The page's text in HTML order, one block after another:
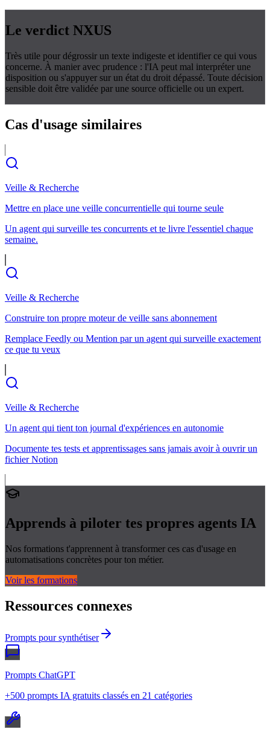
Le verdict NXUS
Très utile pour dégrossir un texte indigeste et identifier ce qui vous
concerne. À manier avec prudence : l'IA peut mal interpréter une
disposition ou s'appuyer sur un état du droit dépassé. Toute décision
sensible doit être validée par une source officielle ou un expert.
Cas d'usage similaires
Veille & Recherche
Mettre en place une veille concurrentielle qui tourne seule
Un agent qui surveille tes concurrents et te livre l'essentiel chaque
semaine.
Veille & Recherche
Construire ton propre moteur de veille sans abonnement
Remplace Feedly ou Mention par un agent qui surveille exactement
ce que tu veux
Veille & Recherche
Un agent qui tient ton journal d'expériences en autonomie
Documente tes tests et apprentissages sans jamais avoir à ouvrir un
fichier Notion
Apprends à piloter tes propres agents IA
Nos formations t'apprennent à transformer ces cas d'usage en
automatisations concrètes pour ton métier.
Voir les formations
Ressources connexes
Prompts pour synthétiser
Prompts ChatGPT
+500 prompts IA gratuits classés en 21 catégories